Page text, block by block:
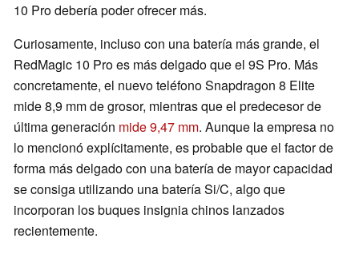
10 Pro debería poder ofrecer más.
Curiosamente, incluso con una batería más grande, el
RedMagic 10 Pro es más delgado que el 9S Pro. Más
concretamente, el nuevo teléfono Snapdragon 8 Elite
mide 8,9 mm de grosor, mientras que el predecesor de
última generación mide 9,47 mm. Aunque la empresa no
lo mencionó explícitamente, es probable que el factor de
forma más delgado con una batería de mayor capacidad
se consiga utilizando una batería Si/C, algo que
incorporan los buques insignia chinos lanzados
recientemente.